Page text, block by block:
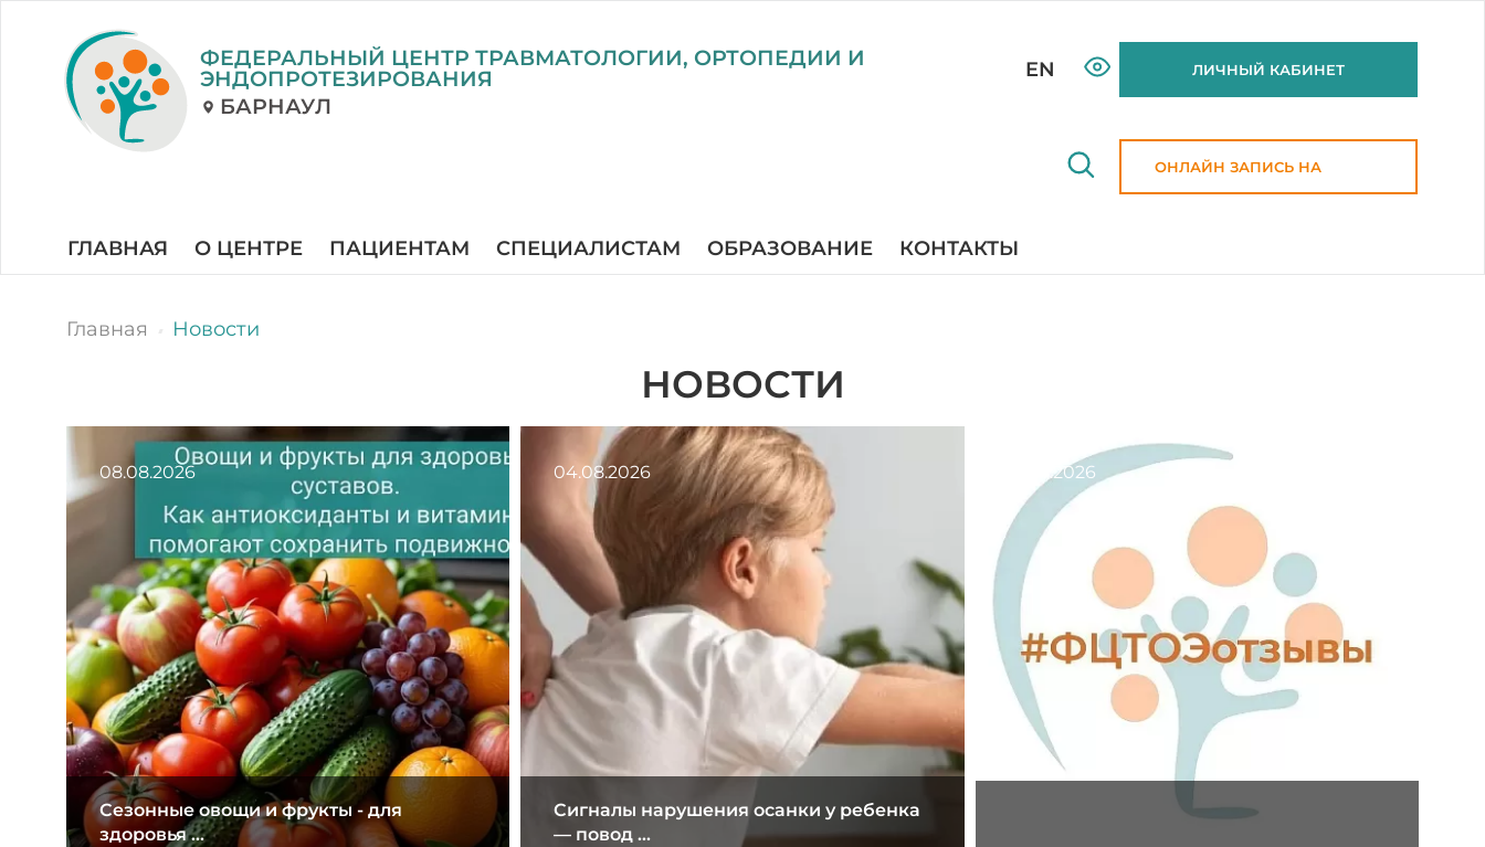
ФЕДЕРАЛЬНЫЙ ЦЕНТР ТРАВМАТОЛОГИИ, ОРТОПЕДИИ И
ЭНДОПРОТЕЗИРОВАНИЯ
БАРНАУЛ
EN ЛИЧНЫЙ КАБИНЕТ
ОНЛАЙН ЗАПИСЬ НА
ГЛАВНАЯ О ЦЕНТРЕ ПАЦИЕНТАМ СПЕЦИАЛИСТАМ ОБРАЗОВАНИЕ КОНТАКТЫ
Главная Новости
НОВОСТИ
08.08.2026
Сезонные овощи и фрукты - для
здоровья ...
04.08.2026
Сигналы нарушения осанки у ребенка
— повод ...
31.07.2026